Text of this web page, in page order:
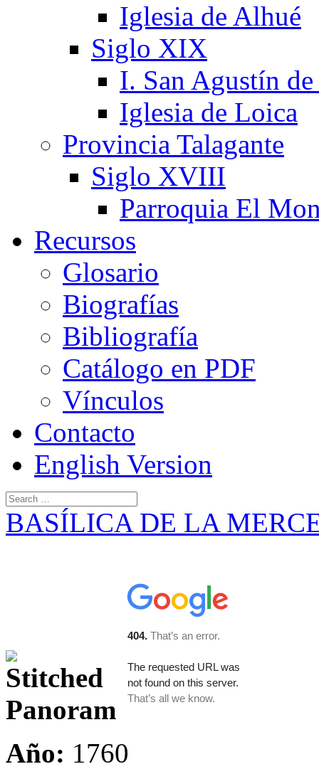
Iglesia de Alhué
Siglo XIX
I. San Agustín
Iglesia de Loica
Provincia Talagante
Siglo XVIII
Parroquia El
Recursos
Glosario
Biografías
Bibliografía
Catálogo en PDF
Vínculos
Contacto
English Version
BASÍLICA DE LA
Año: 1760